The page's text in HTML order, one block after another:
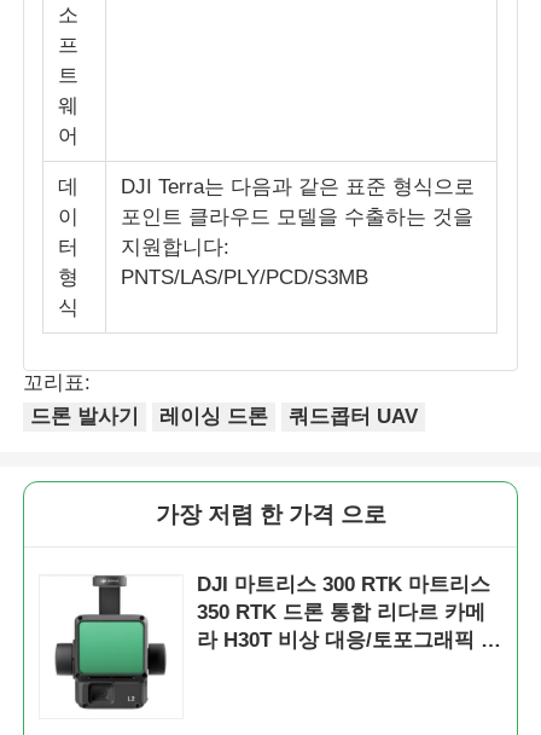
소
프
트
웨
어
데
이
터
형
식
DJI Terra는 다음과 같은 표준 형식으로
포인트 클라우드 모델을 수출하는 것을
지원합니다:
PNTS/LAS/PLY/PCD/S3MB
꼬리표:
드론 발사기
레이싱 드론 쿼드콥터 UAV
가장 저렴 한 가격 으로
DJI 마트리스 300 RTK 마트리스
350 RTK 드론 통합 리다르 카메
라 H30T 비상 대응/토포그래픽 지